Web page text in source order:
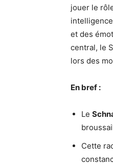
jouer le
et des
central, le
lors des
En bref :
Le
Cette